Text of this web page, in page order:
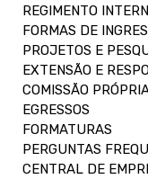
REGIMENTO
FORMAS DE
PROJETOS E
EXTENSÃO E
COMISSÃO
EGRESSOS
FORMATURAS
PERGUNTAS
CENTRAL DE